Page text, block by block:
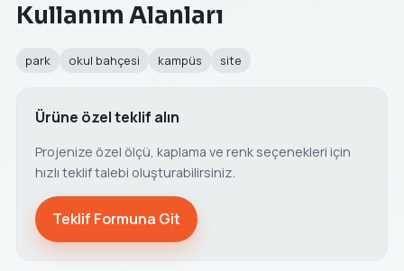
Kullanım Alanları
park okul bahçesi kampüs site
Ürüne özel teklif alın
Projenize özel ölçü, kaplama ve renk seçenekleri için
hızlı teklif talebi oluşturabilirsiniz.
Teklif Formuna Git